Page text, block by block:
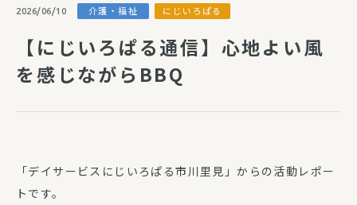
2026/06/10 介護・福祉 にじいろぱる
【にじいろぱる通信】心地よい風
を感じながらBBQ
「デイサービスにじいろぱる市川里見」からの活動レポー
トです。